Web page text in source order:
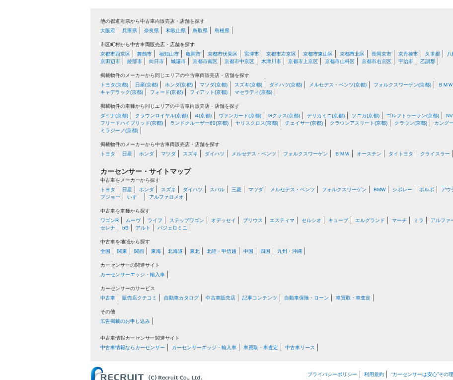
他の都道府県から中古車両販売店・店舗を探す
大阪府
兵庫県 奈良県 和歌山県 鳥取県 島根県
市区町村から中古車両販売店・店舗を探す
京都市西京区
舞鶴市 福知山市 亀岡市 京都市伏見区 宮津市 京都市左京区 京都市東山区 京都市北区 長岡京市 京丹後市 久世郡
京田辺市
綾部市 向日市 城陽市 京都市南区 京都市中京区 木津川市 京都市上京区 京都市山科区 京都市右京区 宇治市 乙訓郡
掲載物件のメーカーから同じエリアの中古車両販売店・店舗を探す
トヨタ(京都)
日産(京都) ホンダ(京都) マツダ(京都) スズキ(京都) ダイハツ(京都) メルセデス・ベンツ(京都) フォルクスワーゲン(京都) ＢＭ
キャデラック(京都)
フォード(京都) フィアット(京都) マセラティ(京都)
掲載物件の車種から同じエリアの中古車両販売店・店舗を探す
ダイナ(京都)
クラウンロイヤル(京都) i4(京都) ヴァンガード(京都) Gクラス(京都) デリカミニ(京都) ソニカ(京都) ゴルフトゥーラン(京都)
フリードハイブリッド(京都)
ランドクルーザー60(京都) ヤリスクロス(京都) チェイサー(京都) クラウンアスリート(京都) クラウン(京都) カング
ミラジーノ(京都)
掲載物件のメーカーから中古車両販売店・店舗を探す
トヨタ
日産 ホンダ マツダ スズキ ダイハツ メルセデス・ベンツ フォルクスワーゲン ＢＭＷ オースチン タイトヨタ クライスラー
カーセンサー・サイトマップ
中古車をメーカーから探す
トヨタ
日産 ホンダ スズキ ダイハツ スバル 三菱 マツダ メルセデス・ベンツ フォルクスワーゲン BMW シボレー ボルボ アウ
プジョー
いすゞ アルファロメオ
中古車を車種から探す
ワゴンR
ムーヴ ライフ ステップワゴン オデッセイ プリウス エスティマ セルシオ キューブ エルグランド マーチ ミラ アルファ
セレナ
bB アルト パジェロミニ
中古車を地域から探す
全国
関東 関西 東海 北海道 東北 北陸・甲信越 中国 四国 九州・沖縄
カーセンサーの関連サイト
カーセンサーエッジ・輸入車
カーセンサーのサービス
中古車
販売店クチコミ 自動車カタログ 中古車販売店 記事コンテンツ 自動車保険・ローン 車買取・車査定
その他
広告掲載のお申し込み
中古車情報カーセンサー関連サイト
中古車情報ならカーセンサー
カーセンサーエッジ・輸入車 車買取・車査定 中古車リース
プライバシーポリシー 利用規約 “カーセンサーは安心”その